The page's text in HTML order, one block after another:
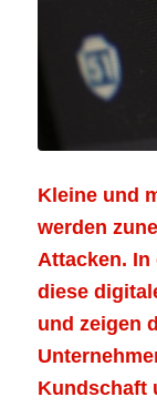
Kleine und
werden
Attacken. In
diese
und zeigen
Kundschaft